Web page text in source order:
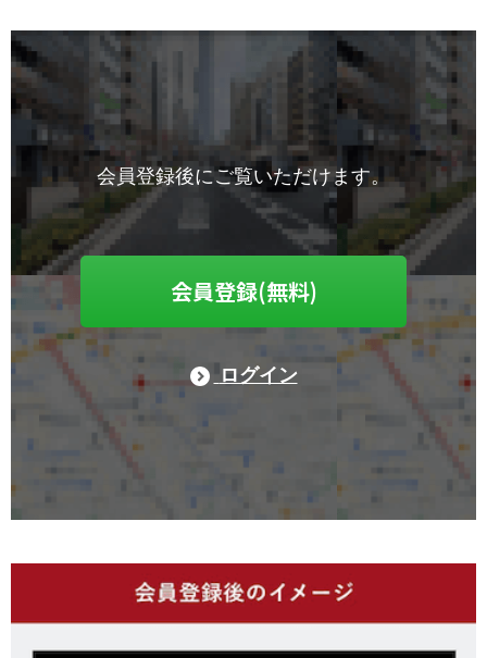
会員登録後にご覧いただけます。
会員登録(無料)
ログイン